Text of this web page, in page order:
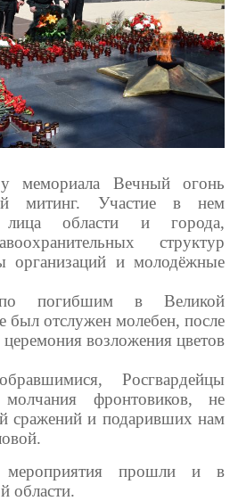
мемориала Вечный огонь
митинг. Участие в нем
области и города,
структур
организаций и молодёжные
погибшим в Великой
был отслужен молебен, после
церемония возложения цветов
Росгвардейцы
фронтовиков, не
сражений и подаривших нам
мероприятия прошли и в
области.